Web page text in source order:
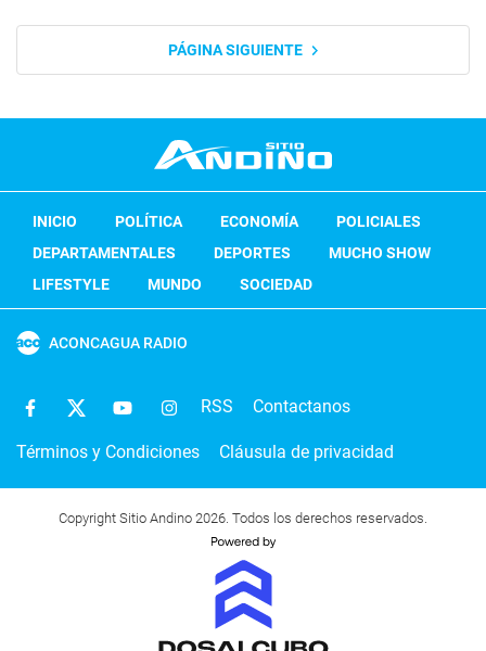
PÁGINA SIGUIENTE
INICIO POLÍTICA ECONOMÍA
POLICIALES
DEPARTAMENTALES
DEPORTES
MUCHO SHOW
LIFESTYLE
MUNDO SOCIEDAD
ACONCAGUA RADIO
RSS Contactanos
Términos y Condiciones Cláusula de privacidad
Copyright Sitio Andino 2026. Todos los derechos reservados.